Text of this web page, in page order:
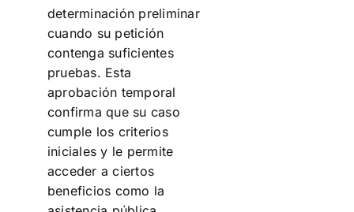
determinación preliminar
cuando su petición
contenga suficientes
pruebas. Esta
aprobación temporal
confirma que su caso
cumple los criterios
iniciales y le permite
acceder a ciertos
beneficios como la